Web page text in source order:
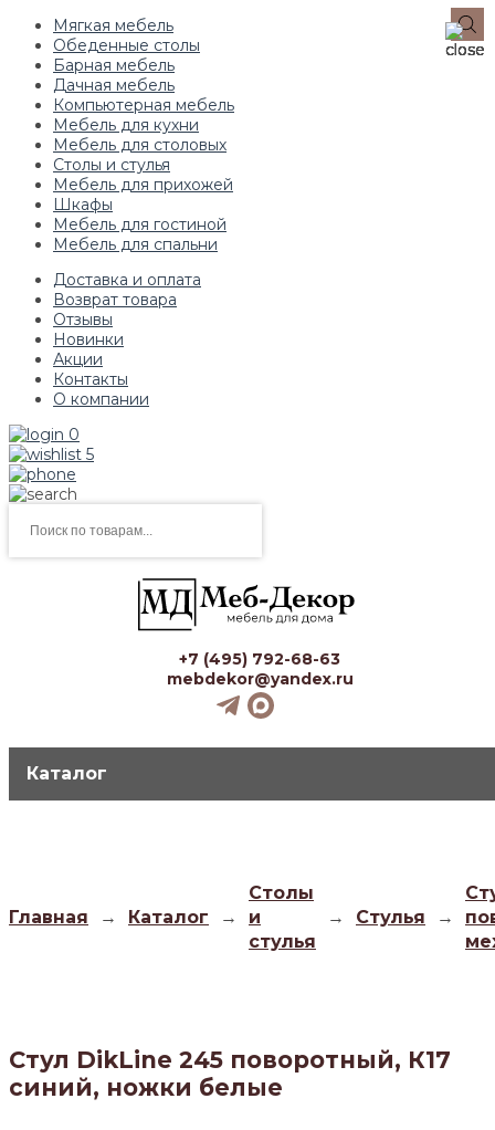
Мягкая мебель
Обеденные столы
Барная мебель
Дачная мебель
Компьютерная мебель
Мебель для кухни
Мебель для столовых
Столы и стулья
Мебель для прихожей
Шкафы
Мебель для гостиной
Мебель для спальни
Доставка и оплата
Возврат товара
Отзывы
Новинки
Акции
Контакты
О компании
0
5
товаров
+7 (495) 792-68-63
mebdekor@yandex.ru
Каталог
Главная → Каталог →
Столы
и
стулья
→ Стулья →
Стул DikLine 245 поворотный, К17
синий, ножки белые